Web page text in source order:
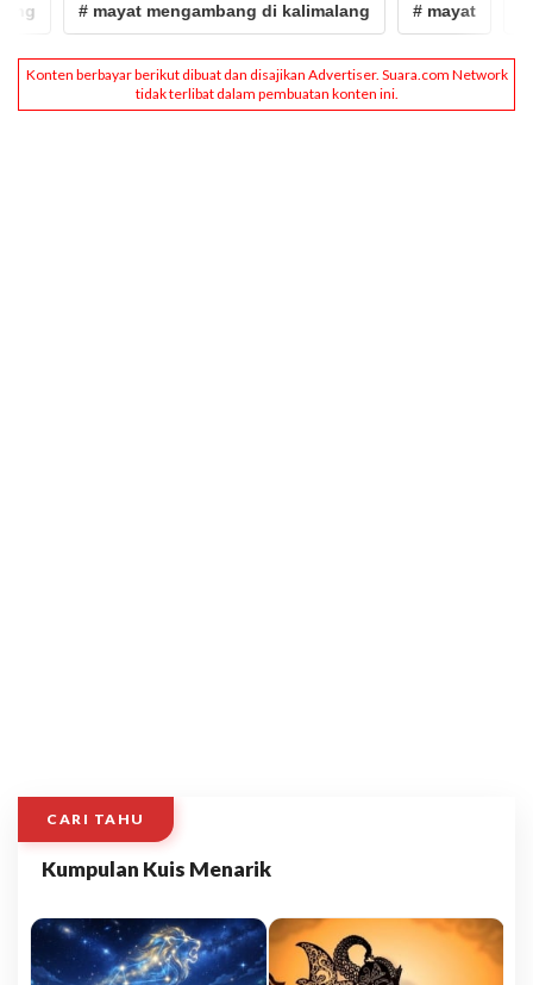
# mayat mengambang di kalimalang # mayat
CARI TAHU
Kumpulan Kuis Menarik